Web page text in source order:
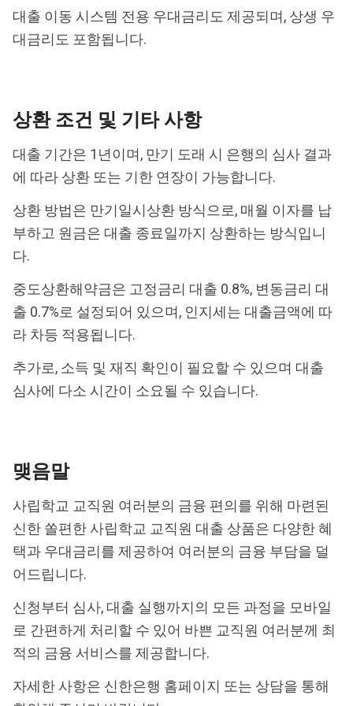
대출 이동 시스템 전용 우대금리도 제공되며, 상생 우
대금리도 포함됩니다.
상환 조건 및 기타 사항
대출 기간은 1년이며, 만기 도래 시 은행의 심사 결과
에 따라 상환 또는 기한 연장이 가능합니다.
상환 방법은 만기일시상환 방식으로, 매월 이자를 납
부하고 원금은 대출 종료일까지 상환하는 방식입니
다.
중도상환해약금은 고정금리 대출 0.8%, 변동금리 대
출 0.7%로 설정되어 있으며, 인지세는 대출금액에 따
라 차등 적용됩니다.
추가로, 소득 및 재직 확인이 필요할 수 있으며 대출
심사에 다소 시간이 소요될 수 있습니다.
맺음말
사립학교 교직원 여러분의 금융 편의를 위해 마련된
신한 쏠편한 사립학교 교직원 대출 상품은 다양한 혜
택과 우대금리를 제공하여 여러분의 금융 부담을 덜
어드립니다.
신청부터 심사, 대출 실행까지의 모든 과정을 모바일
로 간편하게 처리할 수 있어 바쁜 교직원 여러분께 최
적의 금융 서비스를 제공합니다.
자세한 사항은 신한은행 홈페이지 또는 상담을 통해